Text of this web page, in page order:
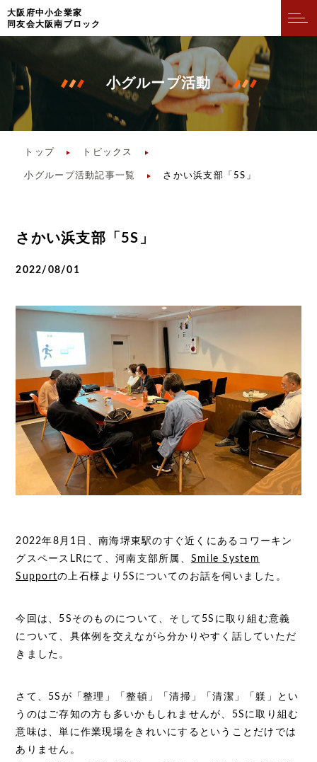
⼤阪府中⼩企業家
同友会⼤阪南ブロック
小グループ活動
トップ トピックス
小グループ活動記事一覧 さかい浜支部「5S」
さかい浜支部「5S」
2022/08/01
2022年8月1日、南海堺東駅のすぐ近くにあるコワーキン
グスペースLRにて、河南支部所属、 Smile System
Supportの上石様より5Sについてのお話を伺いました。
今回は、5Sそのものについて、そして5Sに取り組む意義
について、具体例を交えながら分かりやすく話していただ
きました。
さて、5Sが「整理」「整頓」「清掃」「清潔」「躾」とい
うのはご存知の方も多いかもしれませんが、5Sに取り組む
意味は、単に作業現場をきれいにするということだけでは
ありません。